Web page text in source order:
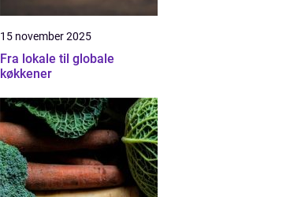
15 november 2025
Fra lokale til globale
køkkener